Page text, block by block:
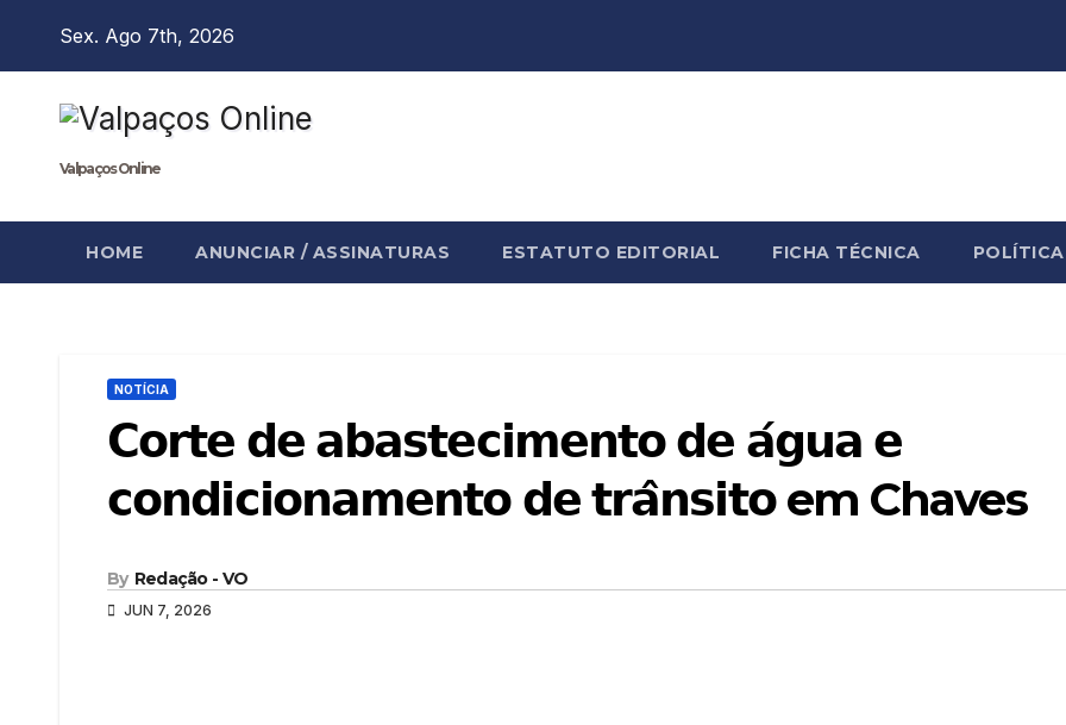
Sex. Ago 7th, 2026
Valpaços Online
HOME ANUNCIAR / ASSINATURAS ESTATUTO EDITORIAL FICHA TÉCNICA
NOTÍCIA
𝗖𝗼𝗿𝘁𝗲 𝗱𝗲 𝗮𝗯𝗮𝘀𝘁𝗲𝗰𝗶𝗺𝗲𝗻𝘁𝗼 𝗱𝗲 𝗮́𝗴𝘂𝗮 𝗲
𝗰𝗼𝗻𝗱𝗶𝗰𝗶𝗼𝗻𝗮𝗺𝗲𝗻𝘁𝗼 𝗱𝗲 𝘁𝗿𝗮̂𝗻𝘀𝗶𝘁𝗼 em Chaves
By Redação - VO
JUN 7, 2026